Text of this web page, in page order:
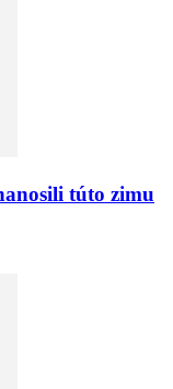
túto zimu